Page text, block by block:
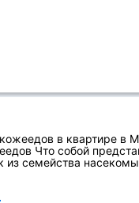
в квартире в
Что собой
из семейства